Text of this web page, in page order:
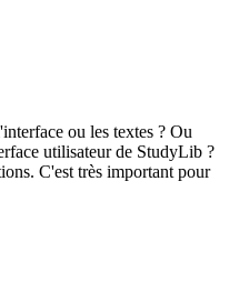
ou les textes ? Ou
utilisateur de StudyLib ?
C'est très important pour